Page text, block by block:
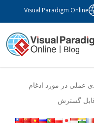
Visual Paradigm Online
در مورد ادغام